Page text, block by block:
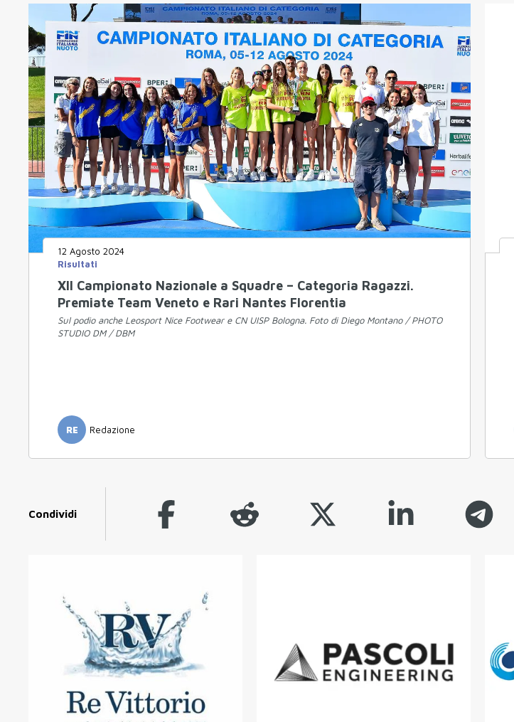
12 Agosto 2024
Risultati
XII Campionato Nazionale a Squadre – Categoria Ragazzi.
Premiate Team Veneto e Rari Nantes Florentia
Sul podio anche Leosport Nice Footwear e CN UISP Bologna. Foto di Diego Montano / PHOTO
STUDIO DM / DBM
RE Redazione
Condividi